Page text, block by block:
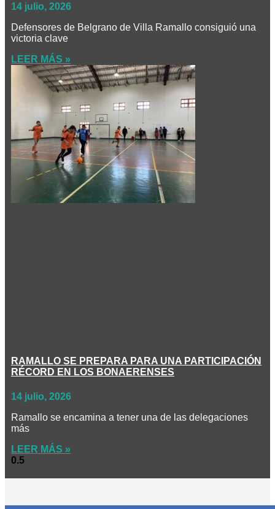
14 julio, 2026
Defensores de Belgrano de Villa Ramallo consiguió una
victoria clave
LEER MÁS »
RAMALLO SE PREPARA PARA UNA PARTICIPACIÓN
RÉCORD EN LOS BONAERENSES
14 julio, 2026
Ramallo se encamina a tener una de las delegaciones
más
LEER MÁS »